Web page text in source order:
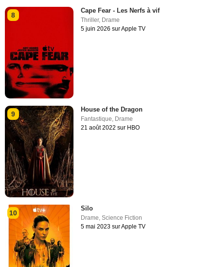
8
Cape Fear - Les Nerfs à vif
Thriller, Drame
5 juin 2026 sur Apple TV
9
House of the Dragon
Fantastique, Drame
21 août 2022 sur HBO
10
Silo
Drame,Science Fiction
5 mai 2023 sur Apple TV